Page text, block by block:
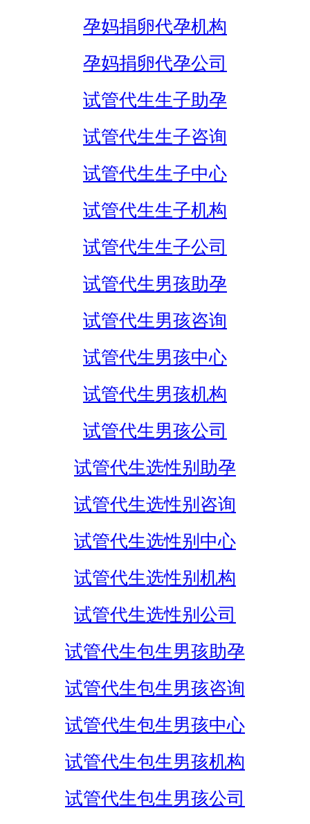
孕妈捐卵代孕机构
孕妈捐卵代孕公司
试管代生生子助孕
试管代生生子咨询
试管代生生子中心
试管代生生子机构
试管代生生子公司
试管代生男孩助孕
试管代生男孩咨询
试管代生男孩中心
试管代生男孩机构
试管代生男孩公司
试管代生选性别助孕
试管代生选性别咨询
试管代生选性别中心
试管代生选性别机构
试管代生选性别公司
试管代生包生男孩助孕
试管代生包生男孩咨询
试管代生包生男孩中心
试管代生包生男孩机构
试管代生包生男孩公司